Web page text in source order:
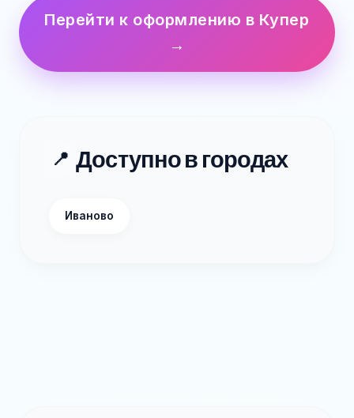
Перейти к оформлению в Купер
→
📍 Доступно в городах
Иваново